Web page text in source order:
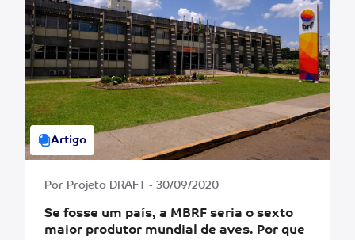
Artigo
Por Projeto DRAFT - 30/09/2020
Se fosse um país, a MBRF seria o sexto
maior produtor mundial de aves. Por que